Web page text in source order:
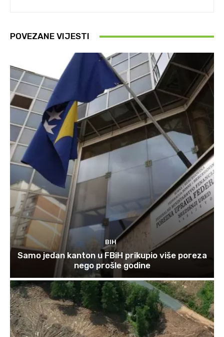
POVEZANE VIJESTI
BIH
Samo jedan kanton u FBiH prikupio više poreza
nego prošle godine